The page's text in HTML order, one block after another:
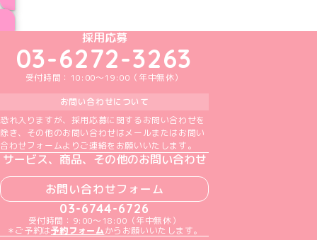
めいどりーみんTikTok公式アカウント
めいどりーみんX公式アカウント
めいどりーみんInstagram公式アカウント
めいどりーみんFacebook公式アカウン
めいどりーみんYouTube公式アカ
採用応募
03-6272-3263
受付時間：10:00～19:00（年中無休）
お問い合わせについて
恐れ入りますが、採用応募に関するお問い合わせを
除き、その他のお問い合わせはメールまたはお問い
合わせフォームよりご連絡をお願いいたします。
サービス、商品、その他のお問い合わせ
お問い合わせフォーム
03-6744-6726
受付時間：9:00～18:00（年中無休）
＊ご予約は予約フォームからお願いいたします。